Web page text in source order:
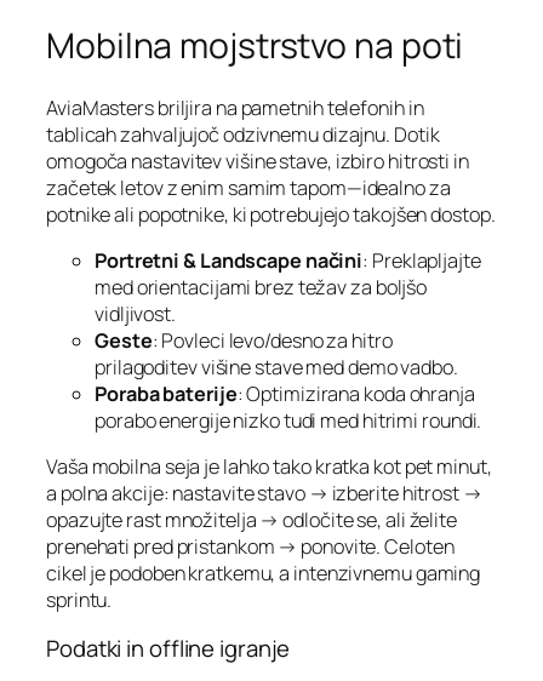
Mobilna mojstrstvo na poti
AviaMasters briljira na pametnih telefonih in
tablicah zahvaljujoč odzivnemu dizajnu. Dotik
omogoča nastavitev višine stave, izbiro hitrosti in
začetek letov z enim samim tapom—idealno za
potnike ali popotnike, ki potrebujejo takojšen dostop.
Portretni & Landscape načini: Preklapljajte
med orientacijami brez težav za boljšo
vidljivost.
Geste: Povleci levo/desno za hitro
prilagoditev višine stave med demo vadbo.
Poraba baterije: Optimizirana koda ohranja
porabo energije nizko tudi med hitrimi roundi.
Vaša mobilna seja je lahko tako kratka kot pet minut,
a polna akcije: nastavite stavo → izberite hitrost →
opazujte rast množitelja → odločite se, ali želite
prenehati pred pristankom → ponovite. Celoten
cikel je podoben kratkemu, a intenzivnemu gaming
sprintu.
Podatki in offline igranje